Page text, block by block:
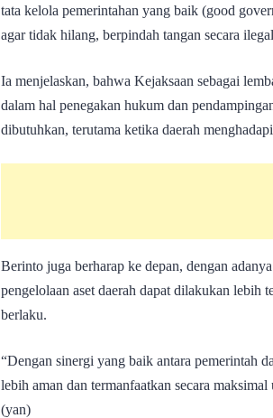
tata kelola pemerintahan yang baik (good
agar tidak hilang, berpindah tangan secara
Ia menjelaskan, bahwa Kejaksaan sebagai
dalam hal penegakan hukum dan
dibutuhkan, terutama ketika daerah
Berinto juga berharap ke depan, dengan
pengelolaan aset daerah dapat dilakukan lebih
berlaku.
“Dengan sinergi yang baik antara pemerintah
lebih aman dan termanfaatkan secara
(yan)